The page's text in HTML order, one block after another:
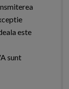
este
sunt